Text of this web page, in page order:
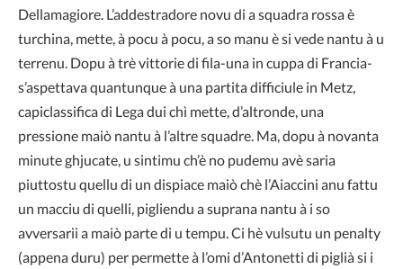
Dellamagiore. L’addestradore novu di a squadra rossa è
turchina, mette, à pocu à pocu, a so manu è si vede nantu à u
terrenu. Dopu à trè vittorie di fila-una in cuppa di Francia-
s’aspettava quantunque à una partita difficiule in Metz,
capiclassifica di Lega dui chì mette, d’altronde, una
pressione maiò nantu à l’altre squadre. Ma, dopu à novanta
minute ghjucate, u sintimu ch’è no pudemu avè saria
piuttostu quellu di un dispiace maiò chè l’Aiaccini anu fattu
un macciu di quelli, pigliendu a suprana nantu à i so
avversarii a maiò parte di u tempu. Ci hè vulsutu un penalty
(appena duru) per permette à l’omi d’Antonetti di piglià si i